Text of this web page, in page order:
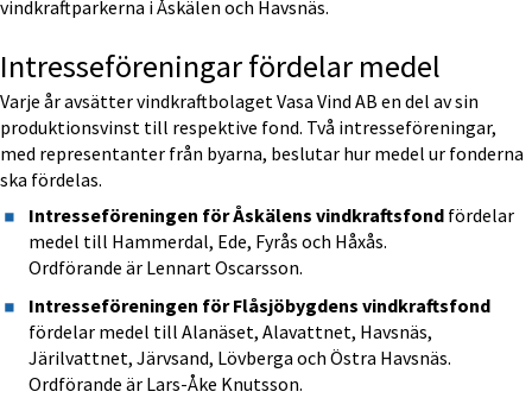
vindkraftparkerna i Åskälen och Havsnäs.
Intresseföreningar fördelar medel
Varje år avsätter vindkraftbolaget Vasa Vind AB en del av sin
produktionsvinst till respektive fond. Två intresseföreningar,
med representanter från byarna, beslutar hur medel ur fonderna
ska fördelas.
Intresseföreningen för Åskälens vindkraftsfond fördelar
medel till Hammerdal, Ede, Fyrås och Håxås.
Ordförande är Lennart Oscarsson.
Intresseföreningen för Flåsjöbygdens vindkraftsfond
fördelar medel till Alanäset, Alavattnet, Havsnäs,
Järilvattnet, Järvsand, Lövberga och Östra Havsnäs.
Ordförande är Lars-Åke Knutsson.